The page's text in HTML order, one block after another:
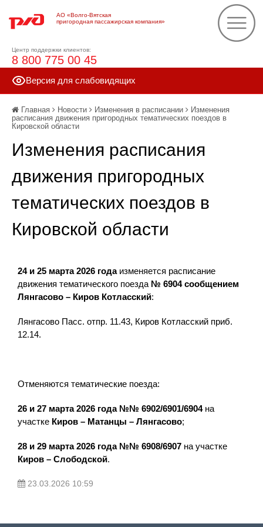
АО «Волго-Вятская
пригородная пассажирская компания»
Центр поддержки клиентов:
8 800 775 00 45
Версия для слабовидящих
Главная Новости Изменения в расписании
Изменения
расписания движения пригородных тематических поездов в
Кировской области
Изменения расписания
движения пригородных
тематических поездов в
Кировской области
24 и 25 марта 2026 годаизменяется расписание
движения тематического поезда № 6904 сообщением
Лянгасово – Киров Котласский:
Лянгасово Пасс. отпр. 11.43, Киров Котласский приб.
12.14.
Отменяются тематические поезда:
26 и 27 марта 2026 года №№ 6902/6901/6904на
участке Киров – Матанцы – Лянгасово;
28 и 29 марта 2026 года №№ 6908/6907 на участке
Киров – Слободской.
23.03.2026 10:59